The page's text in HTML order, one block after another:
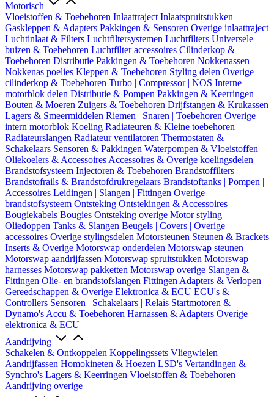
Motorisch
Vloeistoffen & Toebehoren Inlaattraject Inlaatspruitstukken
Gaskleppen & Adapters Pakkingen & Sensoren Overige inlaattraject
Luchtinlaat & Filters Luchtfiltersystemen Luchtfilters Universele
buizen & Toebehoren Luchtfilter accessoires Cilinderkop &
Toebehoren Distributie Pakkingen & Toebehoren Nokkenassen
Nokkenas poelies Kleppen & Toebehoren Styling delen Overige
cilinderkop & Toebehoren Turbo | Compressor | NOS Interne
motorblok delen Distributie & Pompen Pakkingen & Keerringen
Bouten & Moeren Zuigers & Toebehoren Drijfstangen & Krukassen
Lagers & Smeermiddelen Riemen | Snaren | Toebehoren Overige
intern motorblok Koeling Radiateuren & Kleine toebehoren
Radiateurslangen Radiateur ventilatoren Thermostaten &
Schakelaars Sensoren & Pakkingen Waterpompen & Vloeistoffen
Oliekoelers & Accessoires Accessoires & Overige koelingsdelen
Brandstofsysteem Injectoren & Toebehoren Brandstoffilters
Brandstofrails & Brandstofdrukregelaars Brandstoftanks | Pompen |
Accessoires Leidingen | Slangen | Fittingen Overige
brandstofsysteem Ontsteking Ontstekingen & Accessoires
Bougiekabels Bougies Ontsteking overige Motor styling
Oliedoppen Tanks & Slangen Beugels | Covers | Overige
accessoires Overige stylingsdelen Motorsteunen Steunen & Brackets
Inserts & Overige Motorswap onderdelen Motorswap steunen
Motorswap aandrijfassen Motorswap spruitstukken Motorswap
harnesses Motorswap pakketten Motorswap overige Slangen &
Fittingen Olie- en brandstofslangen Fittingen Adapters & Verlopen
Gereedschappen & Overige Elektronica & ECU ECU's &
Controllers Sensoren | Schakelaars | Relais Startmotoren &
Dynamo's Accu & Toebehoren Harnassen & Adapters Overige
elektronica & ECU
Aandrijving
Schakelen & Ontkoppelen Koppelingssets Vliegwielen
Aandrijfassen Homokineten & Hoezen LSD's Vertandingen &
Synchro's Lagers & Keerringen Vloeistoffen & Toebehoren
Aandrijving overige